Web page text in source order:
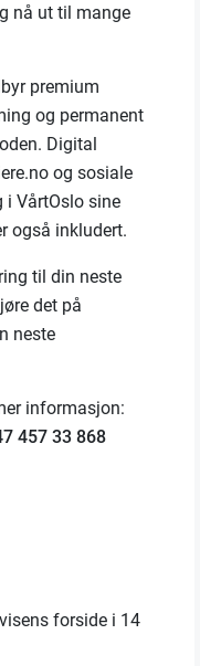
nå ut til mange
premium
og permanent
Digital
og sosiale
i VårtOslo sine
også inkludert.
til din neste
det på
neste
informasjon:
457 33 868
forside i 14